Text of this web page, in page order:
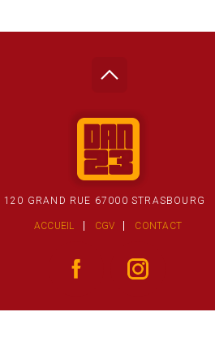
120 GRAND RUE 67000 STRASBOURG
ACCUEIL CGV CONTACT